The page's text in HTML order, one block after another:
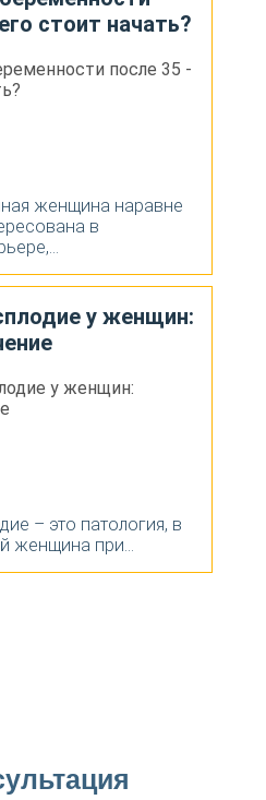
стоит начать?
женщина наравне
в
у женщин:
– это патология, в
женщина при...